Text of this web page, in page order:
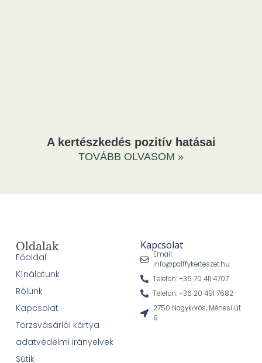
A kertészkedés pozitív hatásai
TOVÁBB OLVASOM »
Oldalak
Főoldal
Kínálatunk
Rólunk
Kapcsolat
Törzsvásárlói kártya
adatvédelmi irányelvek
Sütik
Kapcsolat
Email:
info@palffykerteszet.hu
Telefon: +36 70 411 4707
Telefon: +36 20 491 7682
2750 Nagykőrös, Ménesi út
9